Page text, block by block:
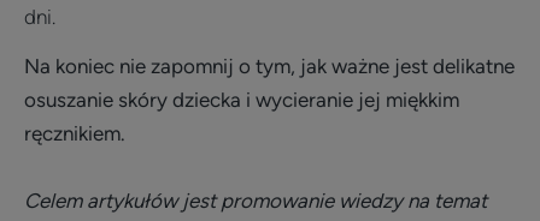
dni.
Na koniec nie zapomnij o tym, jak ważne jest delikatne
osuszanie skóry dziecka i wycieranie jej miękkim
ręcznikiem.
Celem artykułów jest promowanie wiedzy na temat